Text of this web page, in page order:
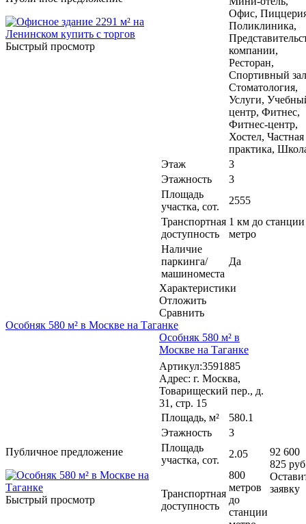
Быстрый просмотр
Офис,
Поликлиника,
компании,
Ресторан,
Спортивный
Стоматология,
Услуги,
центр, Фитнес,
Фитнес-центр,
Хостел, Частная
практика,
Этаж
3
Этажность
3
Площадь
участка, сот.
2555
Транспортная
доступность
1 км до станции
метро
Наличие
паркинга/
машиноместа
Да
Характеристики
Отложить
Сравнить
Особняк 580 м² в Москве на Таганке
Публичное предложение
Быстрый просмотр
Особняк 580 м² в
Москве на Таганке
Артикул:3591885
Адрес: г. Москва,
Товарищеский пер., д.
31, стр. 15
Площадь, м²
580.1
Этажность
3
Площадь
участка, сот.
2.05
Транспортная
доступность
800
метров
до
станции
92 600
825
заявку